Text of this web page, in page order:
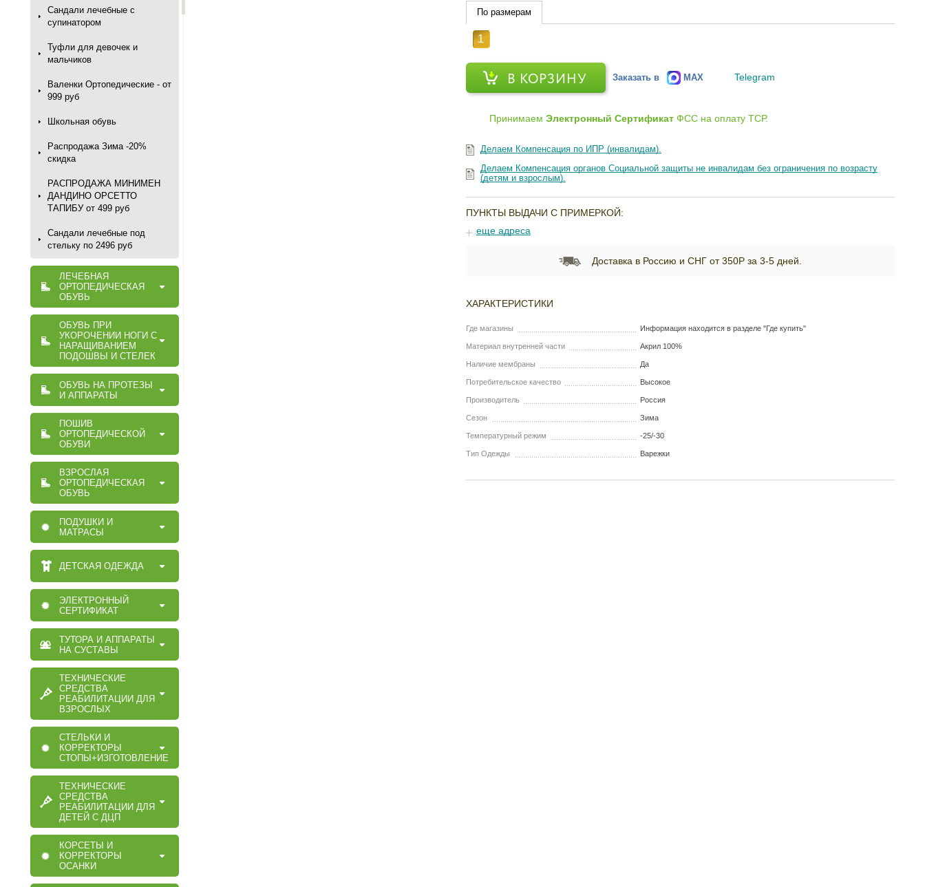
Сандали лечебные с
супинатором
Туфли для девочек и
мальчиков
Валенки Ортопедические - от
999 руб
Школьная обувь
Распродажа Зима -20%
скидка
РАСПРОДАЖА МИНИМЕН
ДАНДИНО ОРСЕТТО
ТАПИБУ от 499 руб
Сандали лечебные под
стельку по 2496 руб
ЛЕЧЕБНАЯ
ОРТОПЕДИЧЕСКАЯ
ОБУВЬ
ОБУВЬ ПРИ
УКОРОЧЕНИИ НОГИ С
НАРАЩИВАНИЕМ
ПОДОШВЫ И СТЕЛЕК
ОБУВЬ НА ПРОТЕЗЫ
И АППАРАТЫ
ПОШИВ
ОРТОПЕДИЧЕСКОЙ
ОБУВИ
ВЗРОСЛАЯ
ОРТОПЕДИЧЕСКАЯ
ОБУВЬ
ПОДУШКИ И
МАТРАСЫ
ДЕТСКАЯ ОДЕЖДА
ЭЛЕКТРОННЫЙ
СЕРТИФИКАТ
ТУТОРА И АППАРАТЫ
НА СУСТАВЫ
ТЕХНИЧЕСКИЕ
СРЕДСТВА
РЕАБИЛИТАЦИИ ДЛЯ
ВЗРОСЛЫХ
СТЕЛЬКИ И
КОРРЕКТОРЫ
СТОПЫ+ИЗГОТОВЛЕНИЕ
ТЕХНИЧЕСКИЕ
СРЕДСТВА
РЕАБИЛИТАЦИИ ДЛЯ
ДЕТЕЙ С ДЦП
КОРСЕТЫ И
КОРРЕКТОРЫ
ОСАНКИ
По размерам
1
В КОРЗИНУ Заказать в MAX Telegram
ПринимаемЭлектронный Сертификат ФСС на оплату ТСР.
Делаем Компенсация по ИПР (инвалидам).
Делаем Компенсация органов Социальной защиты не инвалидам без ограничения по возрасту
(детям и взрослым).
ПУНКТЫ ВЫДАЧИ С ПРИМЕРКОЙ:
еще адреса
Доставка в Россию и СНГ от 350Р за 3-5 дней.
ХАРАКТЕРИСТИКИ
Где магазины Информация находится в разделе "Где купить"
Материал внутренней части Акрил 100%
Наличие мембраны Да
Потребительское качество Высокое
Производитель Россия
Сезон Зима
Температурный режим -25/-30
Тип Одежды Варежки